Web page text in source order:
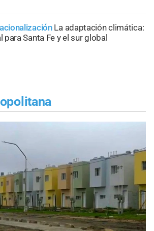
La adaptación climática:
Santa Fe y el sur global